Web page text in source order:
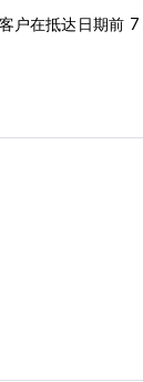
在抵达日期前 7